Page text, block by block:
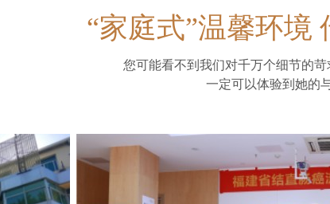
“家庭式”温馨环境
您可能看不到我们对千万个细节的
一定可以体验到她的